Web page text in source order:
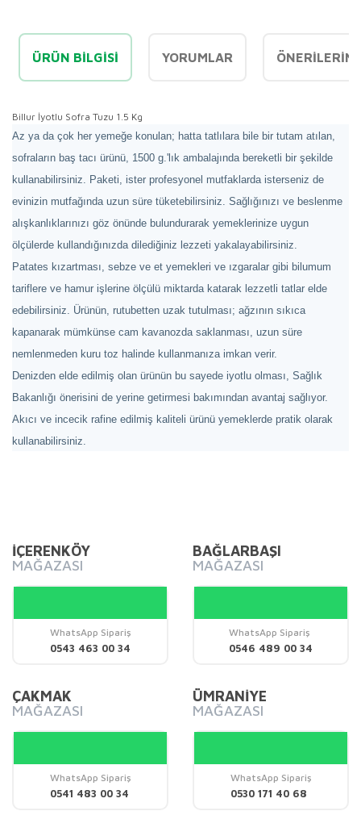
ÜRÜN BILGISI YORUMLAR
Billur İyotlu Sofra Tuzu 1.5 Kg
Az ya da çok her yemeğe konulan; hatta tatlılara bile bir tutam atılan,
sofraların baş tacı ürünü, 1500 g.'lık ambalajında bereketli bir şekilde
kullanabilirsiniz. Paketi, ister profesyonel mutfaklarda isterseniz de
evinizin mutfağında uzun süre tüketebilirsiniz. Sağlığınızı ve beslenme
alışkanlıklarınızı göz önünde bulundurarak yemeklerinize uygun
ölçülerde kullandığınızda dilediğiniz lezzeti yakalayabilirsiniz.
Patates kızartması, sebze ve et yemekleri ve ızgaralar gibi bilumum
tariflere ve hamur işlerine ölçülü miktarda katarak lezzetli tatlar elde
edebilirsiniz. Ürünün, rutubetten uzak tutulması; ağzının sıkıca
kapanarak mümkünse cam kavanozda saklanması, uzun süre
nemlenmeden kuru toz halinde kullanmanıza imkan verir.
Denizden elde edilmiş olan ürünün bu sayede iyotlu olması, Sağlık
Bakanlığı önerisini de yerine getirmesi bakımından avantaj sağlıyor.
Akıcı ve incecik rafine edilmiş kaliteli ürünü yemeklerde pratik olarak
kullanabilirsiniz.
Yorum Yaz
Görüş ve önerileriniz için teşekkür ederiz.
Ürün resmi kalitesiz, bozuk veya görüntülenemiyor.
Ürün bilgilerinde hatalar bulunuyor.
Ürün fiyatı diğer sitelerden daha pahalı.
İÇERENKÖY
MAĞAZASI
WhatsApp Sipariş
0543 463 00 34
BAĞLARBAŞI
MAĞAZASI
WhatsApp Sipariş
0546 489 00 34
ÇAKMAK
MAĞAZASI
WhatsApp Sipariş
0541 483 00 34
ÜMRANİYE
MAĞAZASI
WhatsApp Sipariş
0530 171 40 68